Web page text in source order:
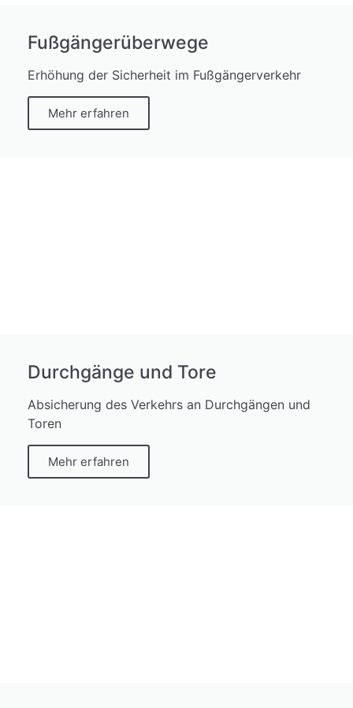
Fußgängerüberwege
Erhöhung der Sicherheit im Fußgängerverkehr
Mehr erfahren
Durchgänge und Tore
Absicherung des Verkehrs an Durchgängen und
Toren
Mehr erfahren